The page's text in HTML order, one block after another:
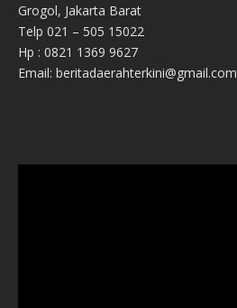
Grogol, Jakarta Barat
Telp 021 – 505 15022
Hp : 0821 1369 9627
Email: beritadaerahterkini@gmail.com